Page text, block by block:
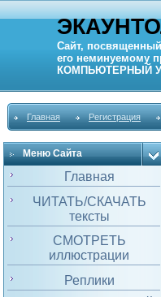
Сайт,
его неминуемому
КОМПЬЮТЕРНЫЙ
Главная Регистрация
Меню Сайта
Главная
ЧИТАТЬ/СКАЧАТЬ
тексты
СМОТРЕТЬ
иллюстрации
Реплики